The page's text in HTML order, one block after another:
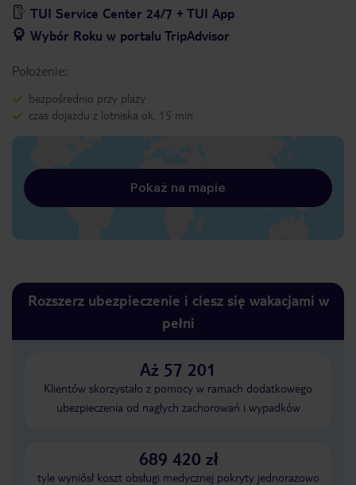
TUI Service Center 24/7 + TUI App
Wybór Roku w portalu TripAdvisor
Położenie:
bezpośrednio przy plaży
czas dojazdu z lotniska ok. 15 min
Pokaż na mapie
Rozszerz ubezpieczenie i ciesz się wakacjami w
pełni
Aż 57 201
Klientów skorzystało z pomocy w ramach dodatkowego
ubezpieczenia od nagłych zachorowań i wypadków
689 420 zł
tyle wyniósł koszt obsługi medycznej pokryty jednorazowo